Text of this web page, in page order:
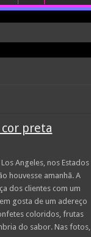
preta
Angeles, nos Estados
houvesse amanhã. A
dos clientes com um
gosta de um adereço
coloridos, frutas
do sabor. Nas fotos,